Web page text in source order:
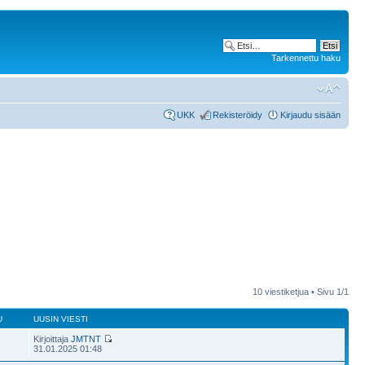
Tarkennettu haku
UKK Rekisteröidy Kirjaudu sisään
10 viestiketjua • Sivu 1/1
UUSIN VIESTI
KirjoittajaJMTNT
31.01.2025 01:48